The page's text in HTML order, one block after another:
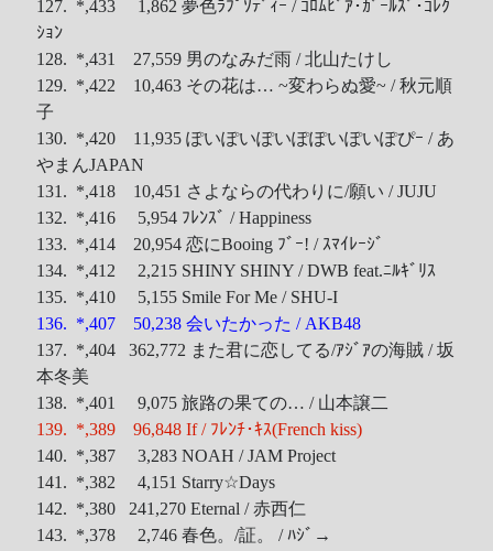
127. *,433 1,862 夢色ﾗﾌﾟｿﾃﾞｨｰ / ｺﾛﾑﾋﾞｱ･ｶﾞｰﾙｽﾞ･ｺﾚｸ
ｼｮﾝ
128. *,431 27,559 男のなみだ雨 / 北山たけし
129. *,422 10,463 その花は… ~変わらぬ愛~ / 秋元順
子
130. *,420 11,935 ぽいぽいぽいぽぽいぽいぽぴｰ / あ
やまんJAPAN
131. *,418 10,451 さよならの代わりに/願い / JUJU
132. *,416 5,954 ﾌﾚﾝｽﾞ / Happiness
133. *,414 20,954 恋にBooing ﾌﾞｰ! / ｽﾏｲﾚｰｼﾞ
134. *,412 2,215 SHINY SHINY / DWB feat.ﾆﾙｷﾞﾘｽ
135. *,410 5,155 Smile For Me / SHU-I
136. *,407 50,238 会いたかった / AKB48
137. *,404 362,772 また君に恋してる/ｱｼﾞｱの海賊 / 坂
本冬美
138. *,401 9,075 旅路の果ての… / 山本譲二
139. *,389 96,848 If / ﾌﾚﾝﾁ･ｷｽ(French kiss)
140. *,387 3,283 NOAH / JAM Project
141. *,382 4,151 Starry☆Days
142. *,380 241,270 Eternal / 赤西仁
143. *,378 2,746 春色。/証。 / ﾊｼﾞ→